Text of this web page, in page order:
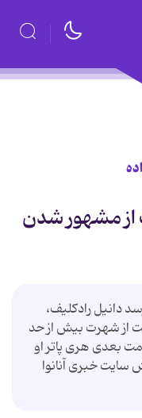
از مشهور شدن
دانیل رادكلیف،
از شهرت بیش از حد
بعدی هری پاتر او
سایت خبری آنانوا